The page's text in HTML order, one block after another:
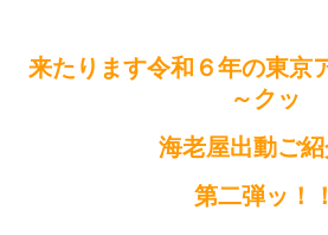
来たります令和６年の東京
～クッ
海老屋出動ご紹
第二弾ッ！！